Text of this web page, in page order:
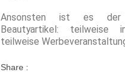
Ansonsten ist es der
Beautyartikel: teilweise
teilweise
Share :